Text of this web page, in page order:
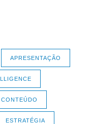
APRESENTAÇÃO
CONTEÚDO
ESTRATÉGIA